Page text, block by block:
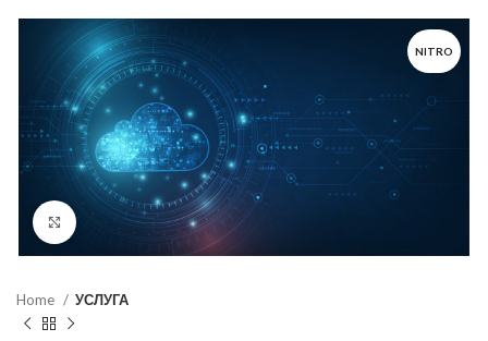
NITRO
Click to enlarge
Home УСЛУГА